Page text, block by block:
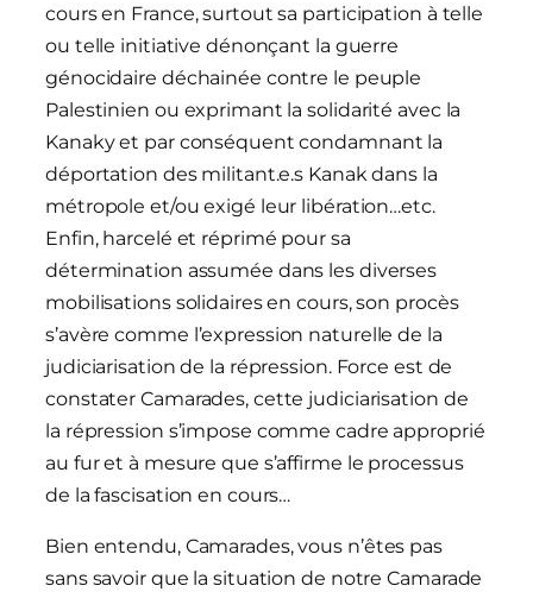
cours en France, surtout sa participation à telle
ou telle initiative dénonçant la guerre
génocidaire déchainée contre le peuple
Palestinien ou exprimant la solidarité avec la
Kanaky et par conséquent condamnant la
déportation des militant.e.s Kanak dans la
métropole et/ou exigé leur libération…etc.
Enfin, harcelé et réprimé pour sa
détermination assumée dans les diverses
mobilisations solidaires en cours, son procès
s’avère comme l’expression naturelle de la
judiciarisation de la répression. Force est de
constater Camarades, cette judiciarisation de
la répression s’impose comme cadre approprié
au fur et à mesure que s’affirme le processus
de la fascisation en cours…
Bien entendu, Camarades, vous n’êtes pas
sans savoir que la situation de notre Camarade